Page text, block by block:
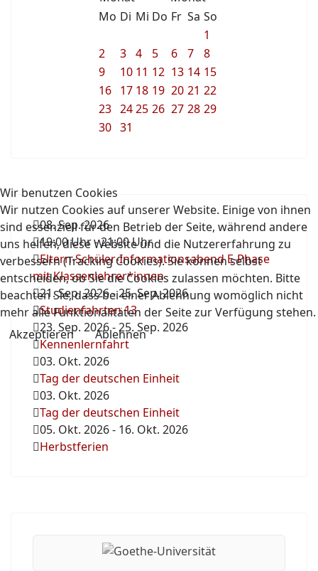
Mo Di Mi Do Fr Sa So
1
2
3 4 5 6 7
8
9
10 11 12 13 14 15
16
17 18 19 20 21 22
23 24 25 26 27 28 29
30 31
08. Sep. 2026
19:00 Uhr-21:00 Uhr
Eltern-Schüler-Informationsabend E-Phase
mit Klassenlehrer*innen
21. Sep. 2026-25. Sep. 2026
Studienfahrten 13
23. Sep. 2026-25. Sep. 2026
Kennenlernfahrt
03. Okt. 2026
Tag der deutschen Einheit
03. Okt. 2026
Tag der deutschen Einheit
05. Okt. 2026- 16. Okt. 2026
Herbstferien
Wir benutzen Cookies
Wir nutzen Cookies auf unserer Website. Einige von ihnen
sind essenziell für den Betrieb der Seite, während andere
uns helfen, diese Website und die Nutzererfahrung zu
verbessern (Tracking Cookies). Sie können selbst
entscheiden, ob Sie die Cookies zulassen möchten. Bitte
beachten Sie, dass bei einer Ablehnung womöglich nicht
mehr alle Funktionalitäten der Seite zur Verfügung stehen.
Akzeptieren
Ablehnen